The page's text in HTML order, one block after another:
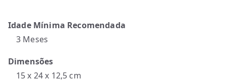
Idade Mínima Recomendada
3 Meses
Dimensões
15 x 24 x 12,5 cm